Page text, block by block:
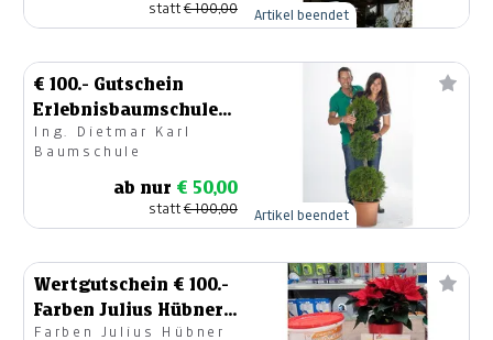
statt€ 100,00 Artikel beendet
€ 100.- Gutschein
Erlebnisbaumschule
Karl
Ing. Dietmar Karl
Baumschule
ab nur € 50,00
statt€ 100,00 Artikel beendet
Wertgutschein € 100.-
Farben Julius Hübner
GmbH
Farben Julius Hübner